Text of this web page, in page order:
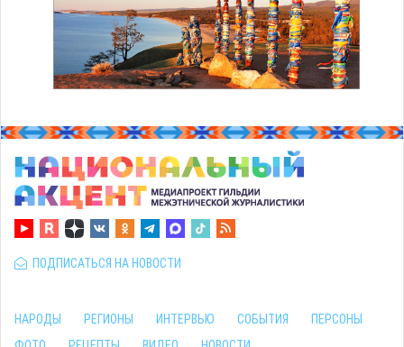
ПОДПИСАТЬСЯ НА НОВОСТИ
НАРОДЫ РЕГИОНЫ ИНТЕРВЬЮ СОБЫТИЯ
ПЕРСОНЫ